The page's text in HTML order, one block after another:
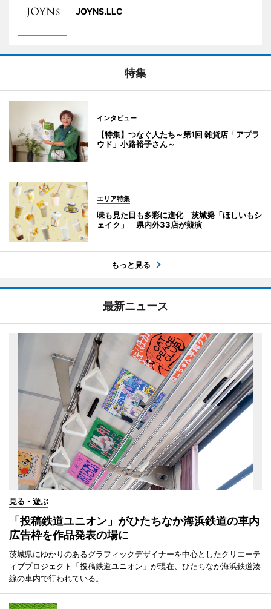
JOYNS.LLC
特集
インタビュー
【特集】つなぐ人たち～第1回 雑貨店「アプラ
ウド」小路裕子さん～
エリア特集
味も見た目も多彩に進化 茨城発「ほしいもシ
ェイク」 県内外33店が競演
もっと見る
最新ニュース
見る・遊ぶ
「投稿鉄道ユニオン」がひたちなか海浜鉄道の車内
広告枠を作品発表の場に
茨城県にゆかりのあるグラフィックデザイナーを中心としたクリエーテ
ィブプロジェクト「投稿鉄道ユニオン」が現在、ひたちなか海浜鉄道湊
線の車内で行われている。